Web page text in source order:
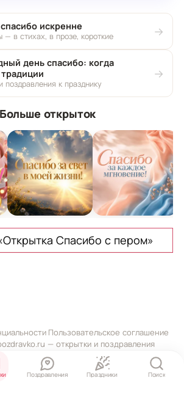
искренне
— в стихах, в прозе, короткие →
день спасибо: когда
поздравления к празднику
→
Больше открыток
Спасибо с пером»
Пользовательское соглашение
— открытки и поздравления
Поздравления Праздники Поиск